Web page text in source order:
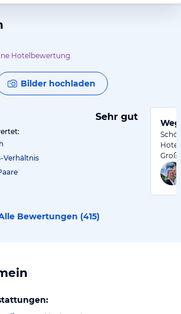
Hotelbewertung.
Bilder hochladen
Sehr gut
Verhältnis
Bewertungen (415)